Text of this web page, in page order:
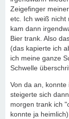
Zeigefinger
etc. Ich weiß nicht
kam dann
Bier trank. Also
(das kapierte ich
ich meine ganze
Schwelle
Von da an,
steigerte sich
morgen trank ich
konnte ja